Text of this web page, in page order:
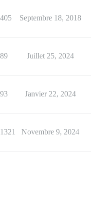
Septembre 18, 2018
Juillet 25, 2024
Janvier 22, 2024
Novembre 9, 2024